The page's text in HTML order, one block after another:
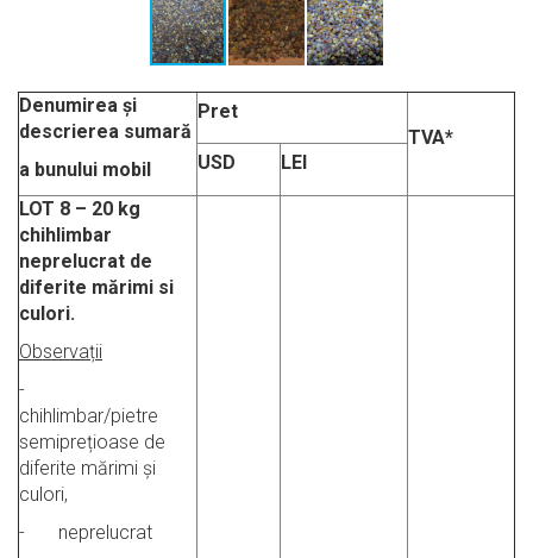
Denumirea și
descrierea sumară
a bunului mobil
Pret
TVA*
USD
LEI
LOT 8 – 20 kg
chihlimbar
neprelucrat de
diferite mărimi si
culori.
Observații
-
chihlimbar/pietre
semiprețioase de
diferite mărimi și
culori,
- neprelucrat